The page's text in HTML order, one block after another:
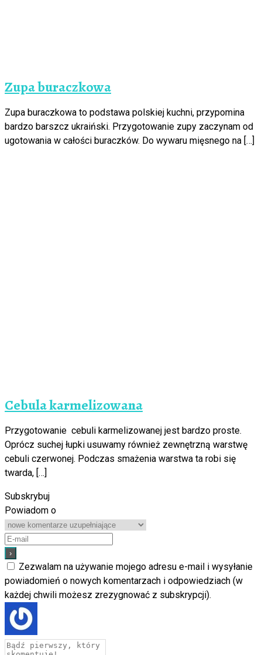
Zupa buraczkowa
Zupa buraczkowa to podstawa polskiej kuchni, przypomina
bardzo barszcz ukraiński. Przygotowanie zupy zaczynam od
ugotowania w całości buraczków. Do wywaru mięsnego na […]
Cebula karmelizowana
Przygotowanie cebuli karmelizowanej jest bardzo proste.
Oprócz suchej łupki usuwamy również zewnętrzną warstwę
cebuli czerwonej. Podczas smażenia warstwa ta robi się
twarda, […]
Subskrybuj
Powiadom o
Zezwalam na używanie mojego adresu e-mail i wysyłanie
powiadomień o nowych komentarzach i odpowiedziach (w
każdej chwili możesz zrezygnować z subskrypcji).